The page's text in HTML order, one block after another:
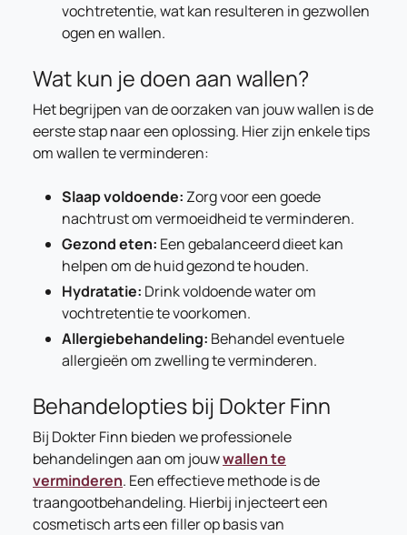
vochtretentie, wat kan resulteren in gezwollen
ogen en wallen.
Wat kun je doen aan wallen?
Het begrijpen van de oorzaken van jouw wallen is de
eerste stap naar een oplossing. Hier zijn enkele tips
om wallen te verminderen:
Slaap voldoende: Zorg voor een goede
nachtrust om vermoeidheid te verminderen.
Gezond eten: Een gebalanceerd dieet kan
helpen om de huid gezond te houden.
Hydratatie: Drink voldoende water om
vochtretentie te voorkomen.
Allergiebehandeling: Behandel eventuele
allergieën om zwelling te verminderen.
Behandelopties bij Dokter Finn
Bij Dokter Finn bieden we professionele
behandelingen aan om jouwwallen te
verminderen. Een effectieve methode is de
traangootbehandeling. Hierbij injecteert een
cosmetisch arts een filler op basis van